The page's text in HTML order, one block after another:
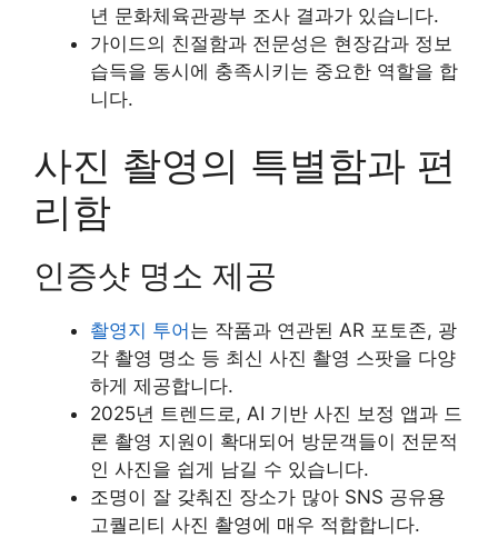
년 문화체육관광부 조사 결과가 있습니다.
가이드의 친절함과 전문성은 현장감과 정보
습득을 동시에 충족시키는 중요한 역할을 합
니다.
사진 촬영의 특별함과 편
리함
인증샷 명소 제공
촬영지 투어 는 작품과 연관된 AR 포토존, 광
각 촬영 명소 등 최신 사진 촬영 스팟을 다양
하게 제공합니다.
2025년 트렌드로, AI 기반 사진 보정 앱과 드
론 촬영 지원이 확대되어 방문객들이 전문적
인 사진을 쉽게 남길 수 있습니다.
조명이 잘 갖춰진 장소가 많아 SNS 공유용
고퀄리티 사진 촬영에 매우 적합합니다.